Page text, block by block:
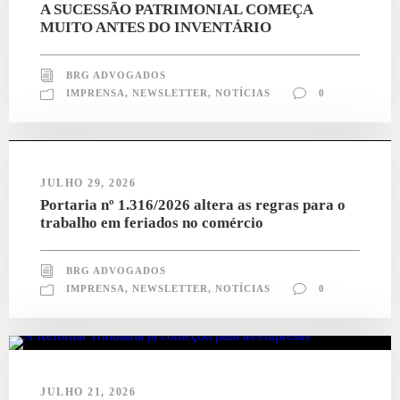
A SUCESSÃO PATRIMONIAL COMEÇA
MUITO ANTES DO INVENTÁRIO
BRG ADVOGADOS
IMPRENSA
NEWSLETTER NOTÍCIAS 0
JULHO 29, 2026
Portaria nº 1.316/2026 altera as regras para o
trabalho em feriados no comércio
BRG ADVOGADOS
IMPRENSA
NEWSLETTER NOTÍCIAS 0
JULHO 21, 2026